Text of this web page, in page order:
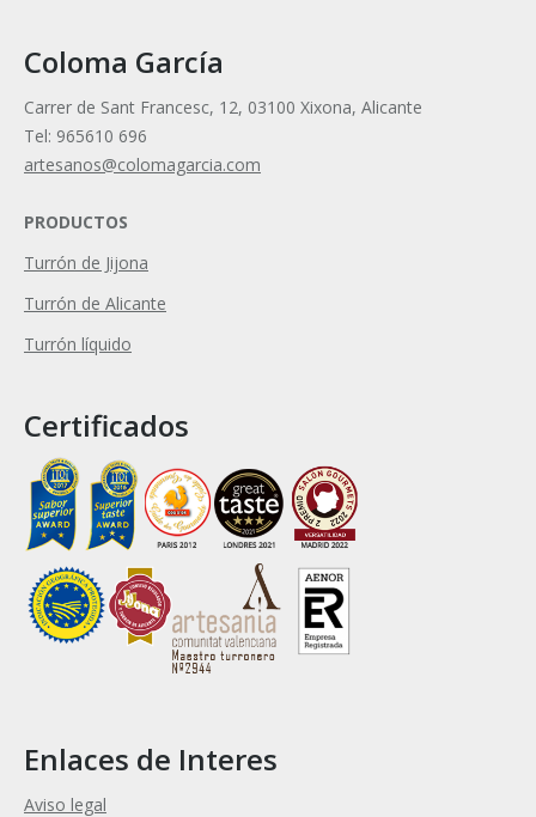
Coloma García
Carrer de Sant Francesc, 12, 03100 Xixona, Alicante
Tel: 965610 696
artesanos@colomagarcia.com
PRODUCTOS
Turrón de Jijona
Turrón de Alicante
Turrón líquido
Certificados
Enlaces de Interes
Aviso legal